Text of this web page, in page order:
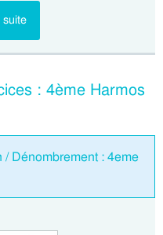
suite
: 4ème Harmos
Dénombrement : 4eme